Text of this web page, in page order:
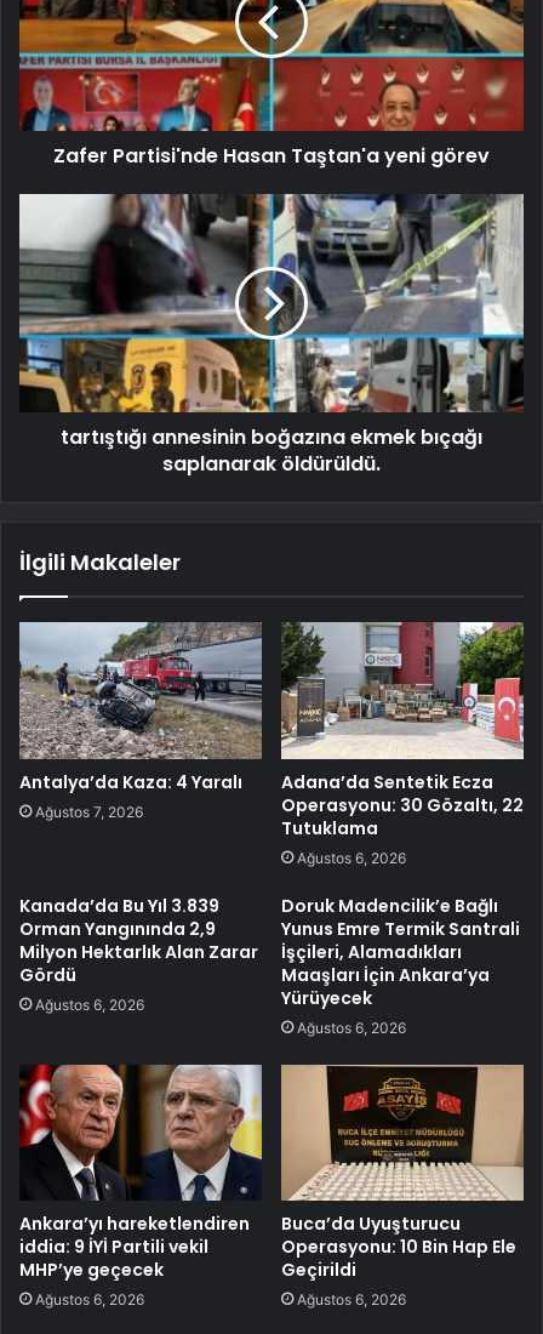
Zafer Partisi'nde Hasan Taştan'a yeni görev
tartıştığı annesinin boğazına ekmek bıçağı
saplanarak öldürüldü.
İlgili Makaleler
Antalya’da Kaza: 4 Yaralı
Ağustos 7, 2026
Adana’da Sentetik Ecza
Operasyonu: 30 Gözaltı, 22
Tutuklama
Ağustos 6, 2026
Kanada’da Bu Yıl 3.839
Orman Yangınında 2,9
Milyon Hektarlık Alan Zarar
Gördü
Ağustos 6, 2026
Doruk Madencilik’e Bağlı
Yunus Emre Termik Santrali
İşçileri, Alamadıkları
Maaşları İçin Ankara’ya
Yürüyecek
Ağustos 6, 2026
Ankara’yı hareketlendiren
iddia: 9 İYİ Partili vekil
MHP’ye geçecek
Ağustos 6, 2026
Buca’da Uyuşturucu
Operasyonu: 10 Bin Hap Ele
Geçirildi
Ağustos 6, 2026